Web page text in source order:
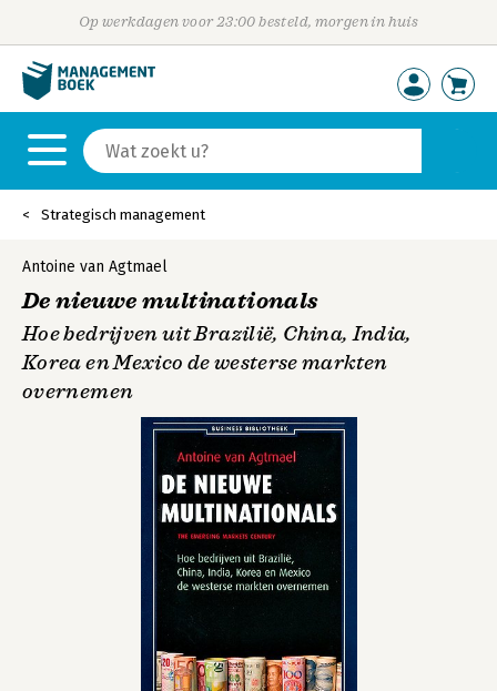
Op werkdagen voor 23:00 besteld, morgen in huis
Strategisch management
Antoine van Agtmael
De nieuwe multinationals
Hoe bedrijven uit Brazilië, China, India,
Korea en Mexico de westerse markten
overnemen